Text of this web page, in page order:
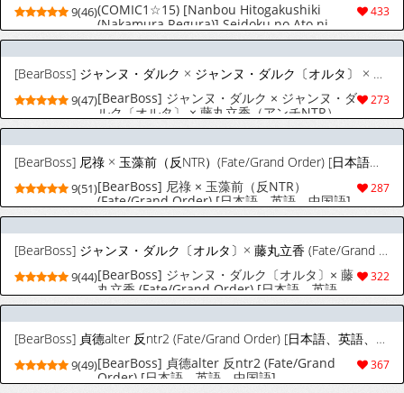
433
9(46)(COMIC1☆15) [Nanbou Hitogakushiki
(Nakamura Regura)] Seidoku no Ato ni...
(Fate/Grand Order) [Chinese] [黑锅汉化组]
[BearBoss] ジャンヌ・ダルク × ジャンヌ・ダルク〔オルタ〕 × 藤丸立香（アンチNTR）(Fate/Grand Order) [日本語、英語、中国語]
273
9(47)[BearBoss] ジャンヌ・ダルク × ジャンヌ・ダ
ルク〔オルタ〕 × 藤丸立香（アンチNTR）
(Fate/Grand Order) [日本語、英語、中国語]
[BearBoss] 尼祿 × 玉藻前（反NTR）(Fate/Grand Order) [日本語、英語、中国語]
287
9(51)[BearBoss] 尼祿 × 玉藻前（反NTR）
(Fate/Grand Order) [日本語、英語、中国語]
[BearBoss] ジャンヌ・ダルク〔オルタ〕× 藤丸立香 (Fate/Grand Order) [日本語、英語、中国語]
322
9(44)[BearBoss] ジャンヌ・ダルク〔オルタ〕× 藤
丸立香 (Fate/Grand Order) [日本語、英語、
中国語]
[BearBoss] 貞德alter 反ntr2 (Fate/Grand Order) [日本語、英語、中国語]
367
9(49)[BearBoss] 貞德alter 反ntr2 (Fate/Grand
Order) [日本語、英語、中国語]